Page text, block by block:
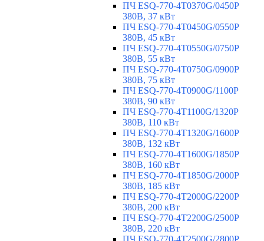
ПЧ ESQ-770-4T0370G/0450P
380В, 37 кВт
ПЧ ESQ-770-4T0450G/0550P
380В, 45 кВт
ПЧ ESQ-770-4T0550G/0750P
380В, 55 кВт
ПЧ ESQ-770-4T0750G/0900P
380В, 75 кВт
ПЧ ESQ-770-4T0900G/1100P
380В, 90 кВт
ПЧ ESQ-770-4T1100G/1320P
380В, 110 кВт
ПЧ ESQ-770-4T1320G/1600P
380В, 132 кВт
ПЧ ESQ-770-4T1600G/1850P
380В, 160 кВт
ПЧ ESQ-770-4T1850G/2000P
380В, 185 кВт
ПЧ ESQ-770-4T2000G/2200P
380В, 200 кВт
ПЧ ESQ-770-4T2200G/2500P
380В, 220 кВт